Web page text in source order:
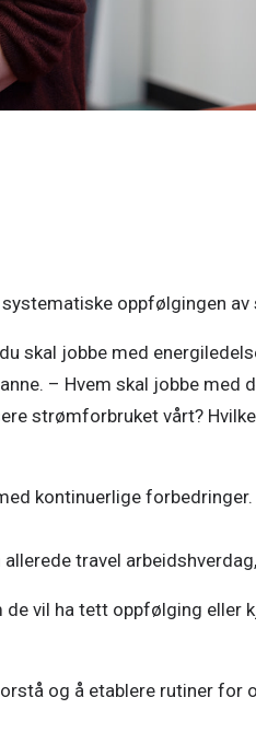
oppfølgingen
skal jobbe med
– Hvem skal jobbe med
strømforbruket vårt?
kontinuerlige forbedringer.
travel
de vil ha tett oppfølging eller
og å etablere rutiner for